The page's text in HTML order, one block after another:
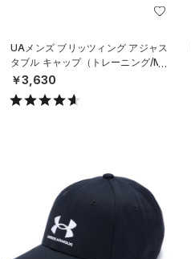
UAメンズ ブリッツィング アジャス
タブル キャップ（トレーニング/ME
N）
￥3,630